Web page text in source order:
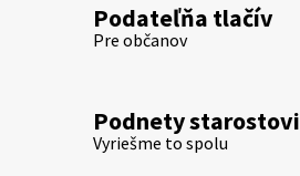
Podateľňa tlačív
Pre občanov
Podnety starostovi
Vyriešme to spolu